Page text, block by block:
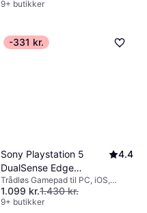
9+ butikker
-331 kr.
Sony Playstation 5
DualSense Edge
Wireless Controller -
White
4.4
Trådløs Gamepad til PC, iOS,
Android, PlayStation 5, Mac,
Windows
1.099 kr.1.430 kr.
9+ butikker